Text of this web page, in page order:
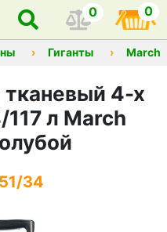
0 0
Гиганты March
тканевый 4-х
л March
34